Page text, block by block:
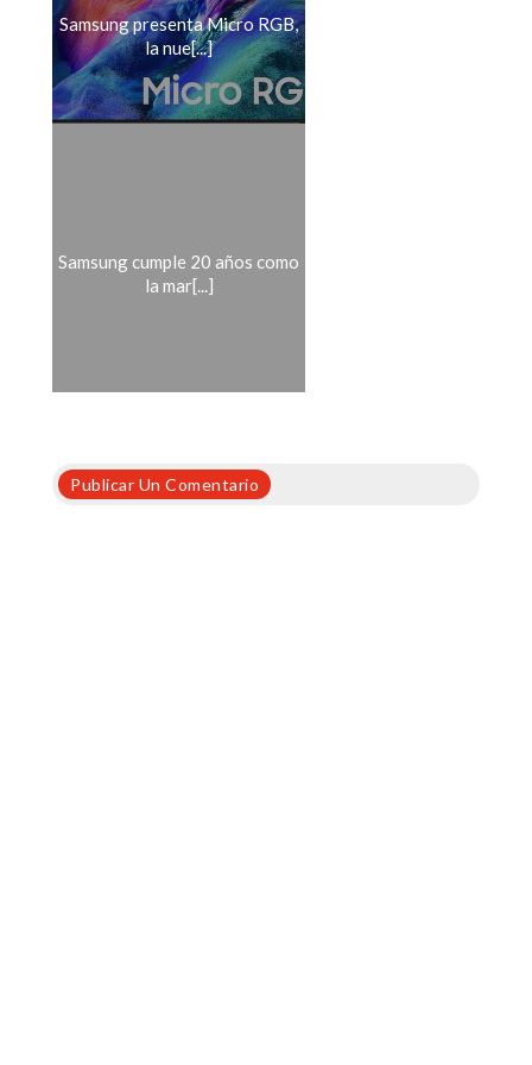
Samsung presenta Micro RGB,
la nue[...]
Samsung cumple 20 años como
la mar[...]
Publicar Un Comentario